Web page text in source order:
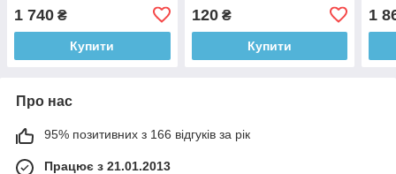
1 740 ₴
Купити
120₴
Купити
TS9
1
Про нас
95% позитивних з 166 відгуків за рік
Працює з 21.01.2013